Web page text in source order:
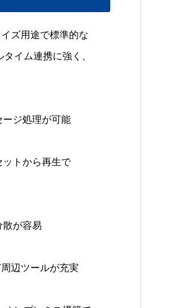
ズ用途で標準的な
イム連携に強く、
ージ処理が可能
ットから再生で
が容易
辺ツールが充実